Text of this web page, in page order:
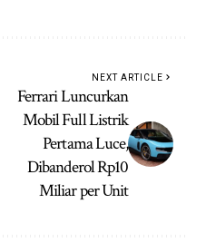
NEXT ARTICLE
Ferrari Luncurkan
Mobil Full Listrik
Pertama Luce,
Dibanderol Rp10
Miliar per Unit